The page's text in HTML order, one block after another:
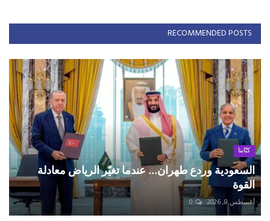
RECOMMENDED POSTS
كتّابنا
السعودية وردع طهران... عندما تغيّر الرياض معادلة
القوة
أغسطس 8, 2026 0